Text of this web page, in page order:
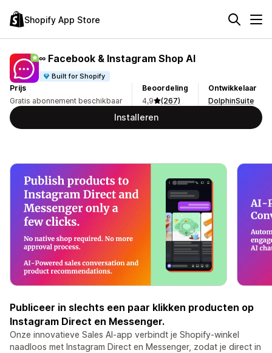
Shopify App Store
∞ Facebook & Instagram Shop AI
Built for Shopify
Prijs
Gratis abonnement beschikbaar
Beoordeling
4,9
(267)
Ontwikkelaar
DolphinSuite
Installeren
Publiceer in slechts een paar klikken producten op
Instagram Direct en Messenger.
Onze innovatieve Sales AI-app verbindt je Shopify-winkel
naadloos met Instagram Direct en Messenger, zodat je direct in